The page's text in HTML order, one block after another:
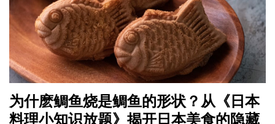
为什麽鲷鱼烧是鲷鱼的形状？从《日本
料理小知识放题》揭开日本美食的隐藏